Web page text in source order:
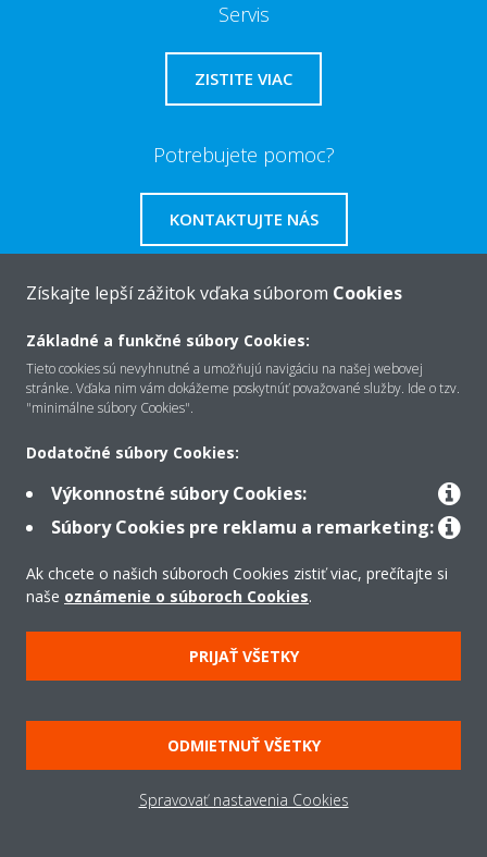
Servis
ZISTITE VIAC
Potrebujete pomoc?
KONTAKTUJTE NÁS
O Daikin
Kontakt
Produkty
Copyright © Daikin
Právne oznámenie
Súbory cookie
Zásady ochrany údajov
Všeobecné obchodné podmienky
Získajte lepší zážitok vďaka súborom Cookies
Základné a funkčné súbory Cookies:
Tieto cookies sú nevyhnutné a umožňujú navigáciu na našej webovej
stránke. Vďaka nim vám dokážeme poskytnúť považované služby. Ide o tzv.
"minimálne súbory Cookies".
Dodatočné súbory Cookies:
Výkonnostné súbory Cookies:
Súbory Cookies pre reklamu a remarketing:
Ak chcete o našich súboroch Cookies zistiť viac, prečítajte si
naše oznámenie o súboroch Cookies.
PRIJAŤ VŠETKY
ODMIETNUŤ VŠETKY
Spravovať nastavenia Cookies